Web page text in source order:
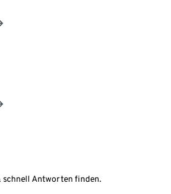
schnell Antworten finden.